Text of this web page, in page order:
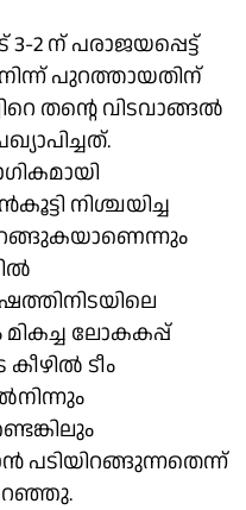
3-2 ന് പരാജയപ്പെട്ട്
പുറത്തായതിന്
തന്റെ വിടവാങ്ങൽ
നിശ്ചയിച്ച
ലോകകപ്പ്
ടീം